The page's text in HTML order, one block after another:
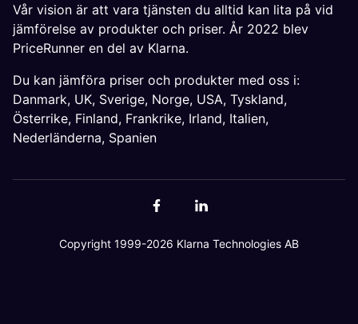
Vår vision är att vara tjänsten du alltid kan lita på vid
jämförelse av produkter och priser. År 2022 blev
PriceRunner en del av Klarna.
Du kan jämföra priser och produkter med oss i:
Danmark, UK, Sverige, Norge, USA, Tyskland,
Österrike, Finland, Frankrike, Irland, Italien,
Nederländerna, Spanien
Copyright 1999-2026 Klarna Technologies AB